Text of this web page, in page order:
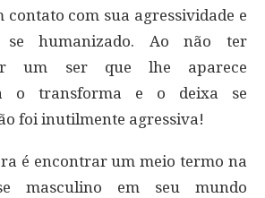
contato com sua agressividade e
humanizado. Ao não ter
um ser que lhe aparece
o transforma e o deixa se
foi inutilmente agressiva!
é encontrar um meio termo na
masculino em seu mundo